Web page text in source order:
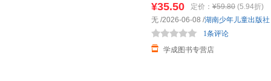
¥35.50 定价： ¥59.80 (5.94折)
学成图书专营店
1条评论
无 /2026-06-08 /湖南少年儿童出版社